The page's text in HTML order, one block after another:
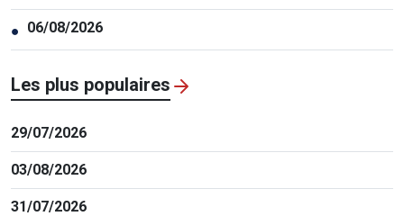
● 06/08/2026
Les plus populaires
29/07/2026
03/08/2026
31/07/2026